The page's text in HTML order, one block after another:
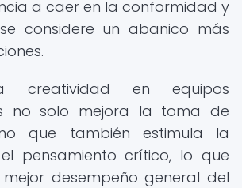
a caer en la conformidad y
considere un abanico más
creatividad en equipos
no solo mejora la toma de
que también estimula la
pensamiento crítico, lo que
desempeño general del